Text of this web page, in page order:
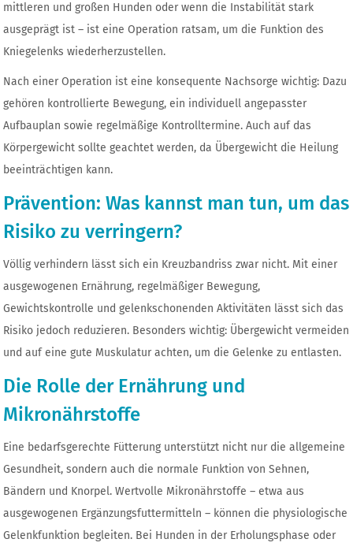
mittleren und großen Hunden oder wenn die Instabilität stark
ausgeprägt ist – ist eine Operation ratsam, um die Funktion des
Kniegelenks wiederherzustellen.
Nach einer Operation ist eine konsequente Nachsorge wichtig: Dazu
gehören kontrollierte Bewegung, ein individuell angepasster
Aufbauplan sowie regelmäßige Kontrolltermine. Auch auf das
Körpergewicht sollte geachtet werden, da Übergewicht die Heilung
beeinträchtigen kann.
Prävention: Was kannst man tun, um das
Risiko zu verringern?
Völlig verhindern lässt sich ein Kreuzbandriss zwar nicht. Mit einer
ausgewogenen Ernährung, regelmäßiger Bewegung,
Gewichtskontrolle und gelenkschonenden Aktivitäten lässt sich das
Risiko jedoch reduzieren. Besonders wichtig: Übergewicht vermeiden
und auf eine gute Muskulatur achten, um die Gelenke zu entlasten.
Die Rolle der Ernährung und
Mikronährstoffe
Eine bedarfsgerechte Fütterung unterstützt nicht nur die allgemeine
Gesundheit, sondern auch die normale Funktion von Sehnen,
Bändern und Knorpel. Wertvolle Mikronährstoffe – etwa aus
ausgewogenen Ergänzungsfuttermitteln – können die physiologische
Gelenkfunktion begleiten. Bei Hunden in der Erholungsphase oder